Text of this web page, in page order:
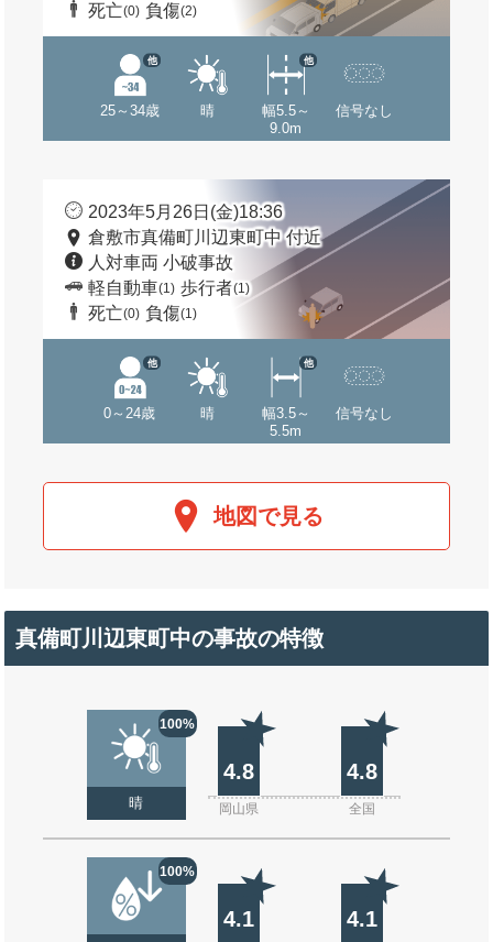
死亡(0) 負傷(2)
25～34歳
他
晴
幅5.5～
9.0m
他
信号なし
2023年5月26日(金)18:36
倉敷市真備町川辺東町中 付近
人対車両 小破事故
軽自動車(1) 歩行者(1)
死亡(0) 負傷(1)
0～24歳
他
晴
幅3.5～
5.5m
他
信号なし
地図で見る
真備町川辺東町中の事故の特徴
100%
晴
4.8 4.8
岡山県 全国
100%
4.1 4.1